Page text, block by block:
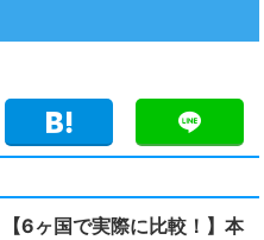
【6ヶ国で実際に比較！】本